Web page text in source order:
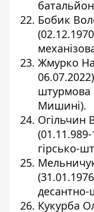
Бобик
Жмурко
штурмова
Мишині).
Огільчин
гірсько-
Кукурба